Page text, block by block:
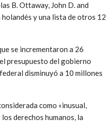
B. Ottaway, John D. and
y una lista de otros 12
se incrementaron a 26
presupuesto del gobierno
disminuyó a 10 millones
como «inusual,
derechos humanos, la